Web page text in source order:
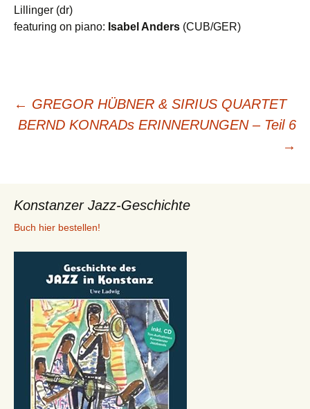
Lillinger (dr)
featuring on piano: Isabel Anders (CUB/GER)
Beitragsnavigation
← GREGOR HÜBNER & SIRIUS QUARTET
BERND KONRADs ERINNERUNGEN – Teil 6
→
Konstanzer Jazz-Geschichte
Buch hier bestellen!